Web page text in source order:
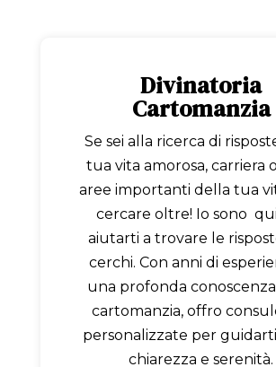
Divinatoria
Cartomanzia
Se sei alla ricerca di
tua vita amorosa, carriera
aree importanti della tua
cercare oltre! Io sono
aiutarti a trovare le
cerchi. Con anni di
una profonda
cartomanzia, offro
personalizzate per
chiarezza e serenità.